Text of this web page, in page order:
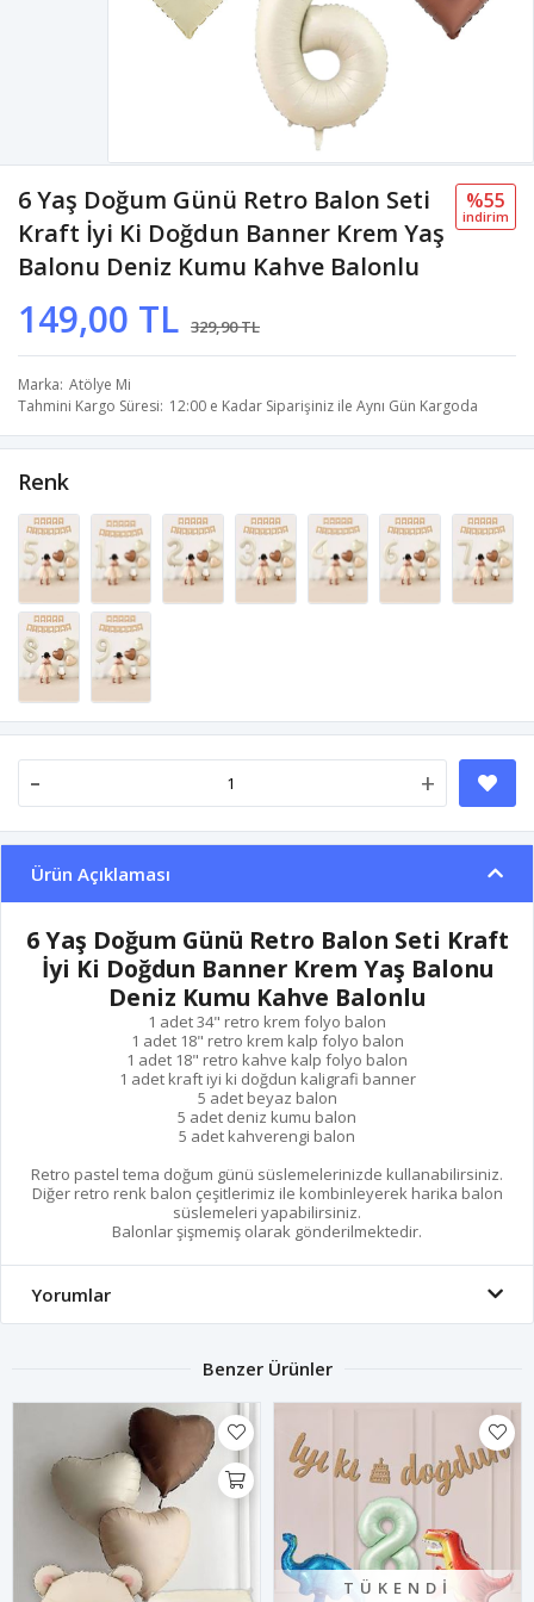
6 Yaş Doğum Günü Retro Balon Seti
Kraft İyi Ki Doğdun Banner Krem Yaş
Balonu Deniz Kumu Kahve Balonlu
149,00 TL 329,90 TL
%55
i̇ndi̇ri̇m
Marka Atölye Mi
Tahmini Kargo Süresi 12:00 e Kadar Siparişiniz ile Aynı Gün Kargoda
Renk
- +
Ürün Açıklaması
6 Yaş Doğum Günü Retro Balon Seti Kraft
İyi Ki Doğdun Banner Krem Yaş Balonu
Deniz Kumu Kahve Balonlu
1 adet 34" retro krem folyo balon
1 adet 18" retro krem kalp folyo balon
1 adet 18" retro kahve kalp folyo balon
1 adet kraft iyi ki doğdun kaligrafi banner
5 adet beyaz balon
5 adet deniz kumu balon
5 adet kahverengi balon
Retro pastel tema doğum günü süslemelerinizde kullanabilirsiniz.
Diğer retro renk balon çeşitlerimiz ile kombinleyerek harika balon
süslemeleri yapabilirsiniz.
Balonlar şişmemiş olarak gönderilmektedir.
Yorumlar
Benzer Ürünler
TÜKENDI